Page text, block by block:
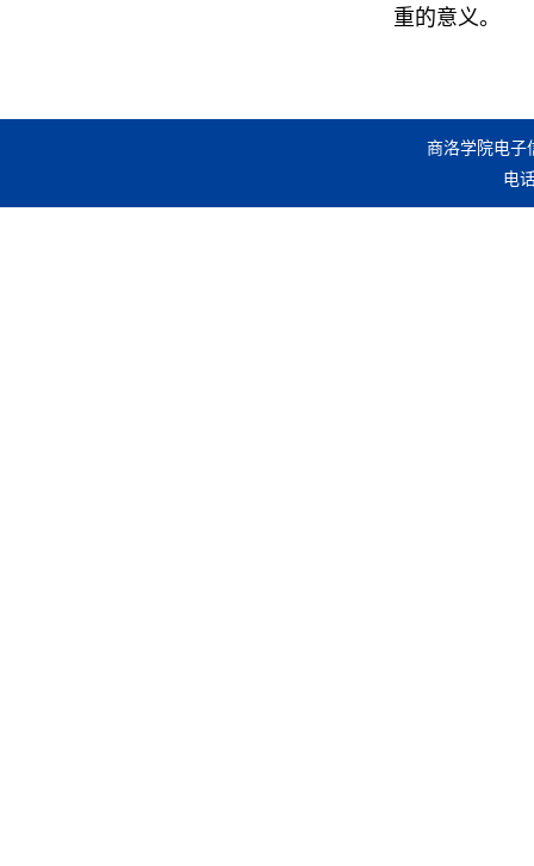
重的意义。
商洛学院电
电